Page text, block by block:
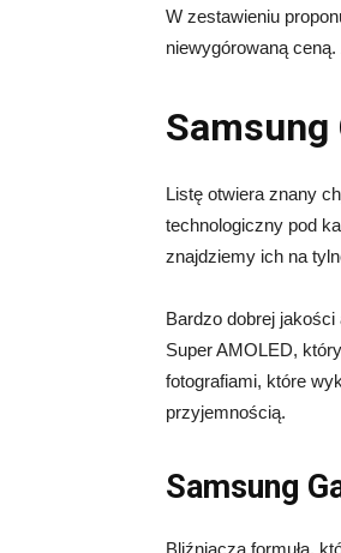
W zestawieniu
niewygórowaną
Samsung
Listę otwiera znany
technologiczny pod
znajdziemy ich na
Bardzo dobrej
Super AMOLED,
fotografiami, które
przyjemnością.
Samsung